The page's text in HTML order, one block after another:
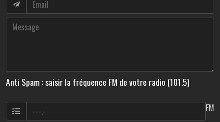
Anti Spam : saisir la fréquence FM de votre radio (101.5)
FM